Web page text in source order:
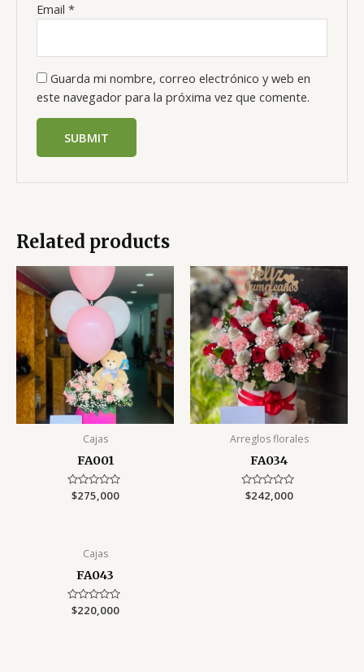
Email*
Guarda mi nombre, correo electrónico y web en
este navegador para la próxima vez que comente.
Related products
Cajas
FA001
Rated
$275,000
Arreglos florales
FA034
Rated
$242,000
Cajas
FA043
Rated
$220,000